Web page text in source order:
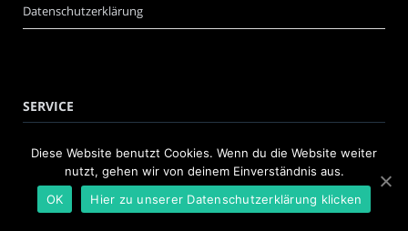
Datenschutzerklärung
SERVICE
Media
Pressemitteilung einreichen
Diese Website benutzt Cookies. Wenn du die Website weiter
nutzt, gehen wir von deinem Einverständnis aus.
OK
Hier zu unserer Datenschutzerklärung klicken